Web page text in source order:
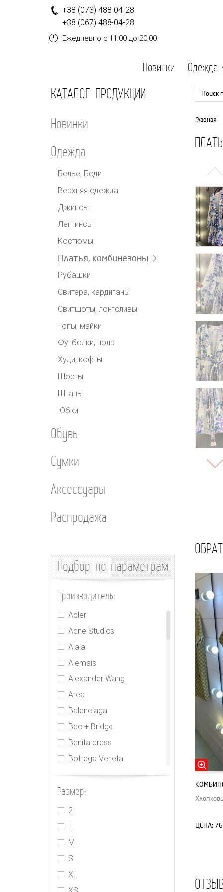
+38 (073) 488-04-28
+38 (067) 488-04-28
Ежедневно с 11:00 до 20:00
Новинки Одежда
КАТАЛОГ ПРОДУКЦИИ
Новинки
Одежда
Белье, Боди
Верхняя одежда
Джинсы
Леггинсы
Костюмы
Платья, комбинезоны
Рубашки
Свитера, кардиганы
Свитшоты, лонгсливы
Топы, майки
Футболки, поло
Худи, кофты
Шорты
Штаны
Юбки
Обувь
Сумки
Аксессуары
Распродажа
Подборпо параметрам
Производитель:
Acler
Acne Studios
Alaia
Alemais
Alexander Wang
Area
Balenciaga
Bec + Bridge
Benita dress
Bottega Veneta
CDR
Cecilie Bahnsen
CHNL
Elie Tahari
Gucci
Houseofcb
Innika Choo
Isabel Marant
Размер:
2
L
M
S
XL
Поиск
Главная
ЦЕНА: